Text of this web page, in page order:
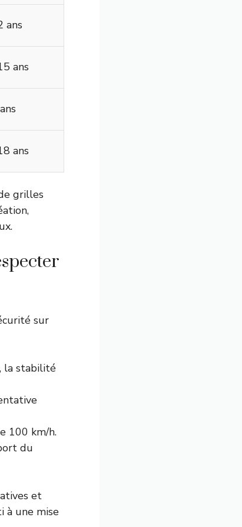
ans
ans
ans
grilles
sur
la stabilité
100 km/h.
du
et
à une mise